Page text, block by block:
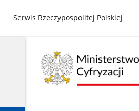
gov.pl
Serwis Rzeczypospolitej Polskiej